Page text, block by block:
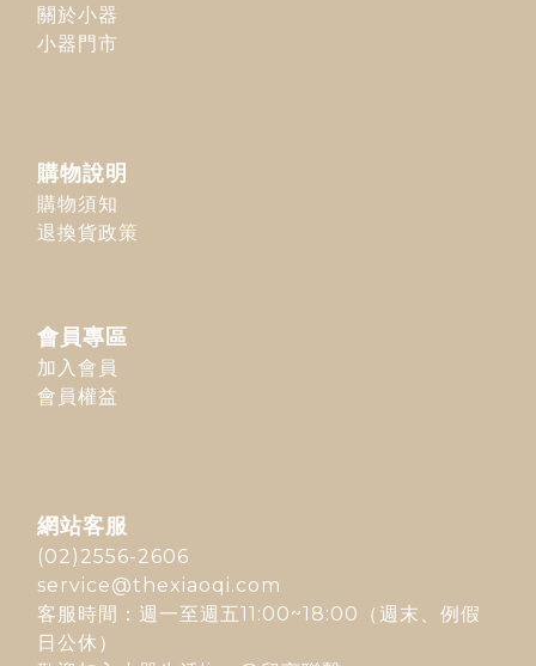
關於小器
小器門市
購物說明
購物須知
退換貨政策
會員專區
加入會員
會員權益
網站客服
(02)2556-2606
service@thexiaoqi.com
客服時間：週一至週五11:00~18:00（週末、例假
日公休）